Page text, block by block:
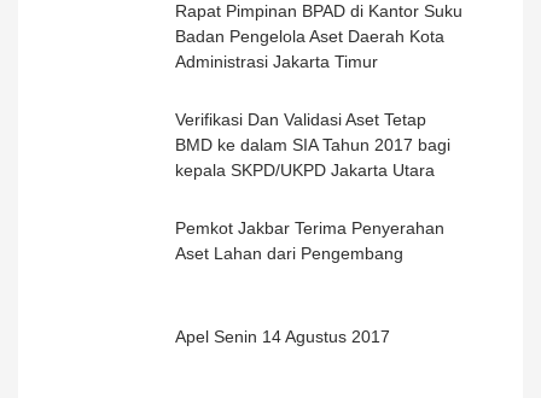
Rapat Pimpinan BPAD di Kantor Suku
Badan Pengelola Aset Daerah Kota
Administrasi Jakarta Timur
Verifikasi Dan Validasi Aset Tetap
BMD ke dalam SIA Tahun 2017 bagi
kepala SKPD/UKPD Jakarta Utara
Pemkot Jakbar Terima Penyerahan
Aset Lahan dari Pengembang
Apel Senin 14 Agustus 2017